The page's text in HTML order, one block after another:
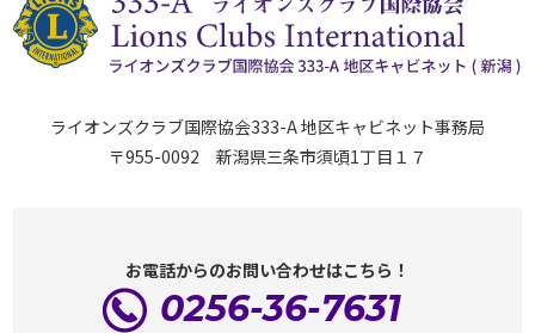
ライオンズクラブ国際協会333-A 地区キャビネット事務局
〒955-0092 新潟県三条市須頃1丁目１７
お電話からのお問い合わせはこちら！
0256-36-7631